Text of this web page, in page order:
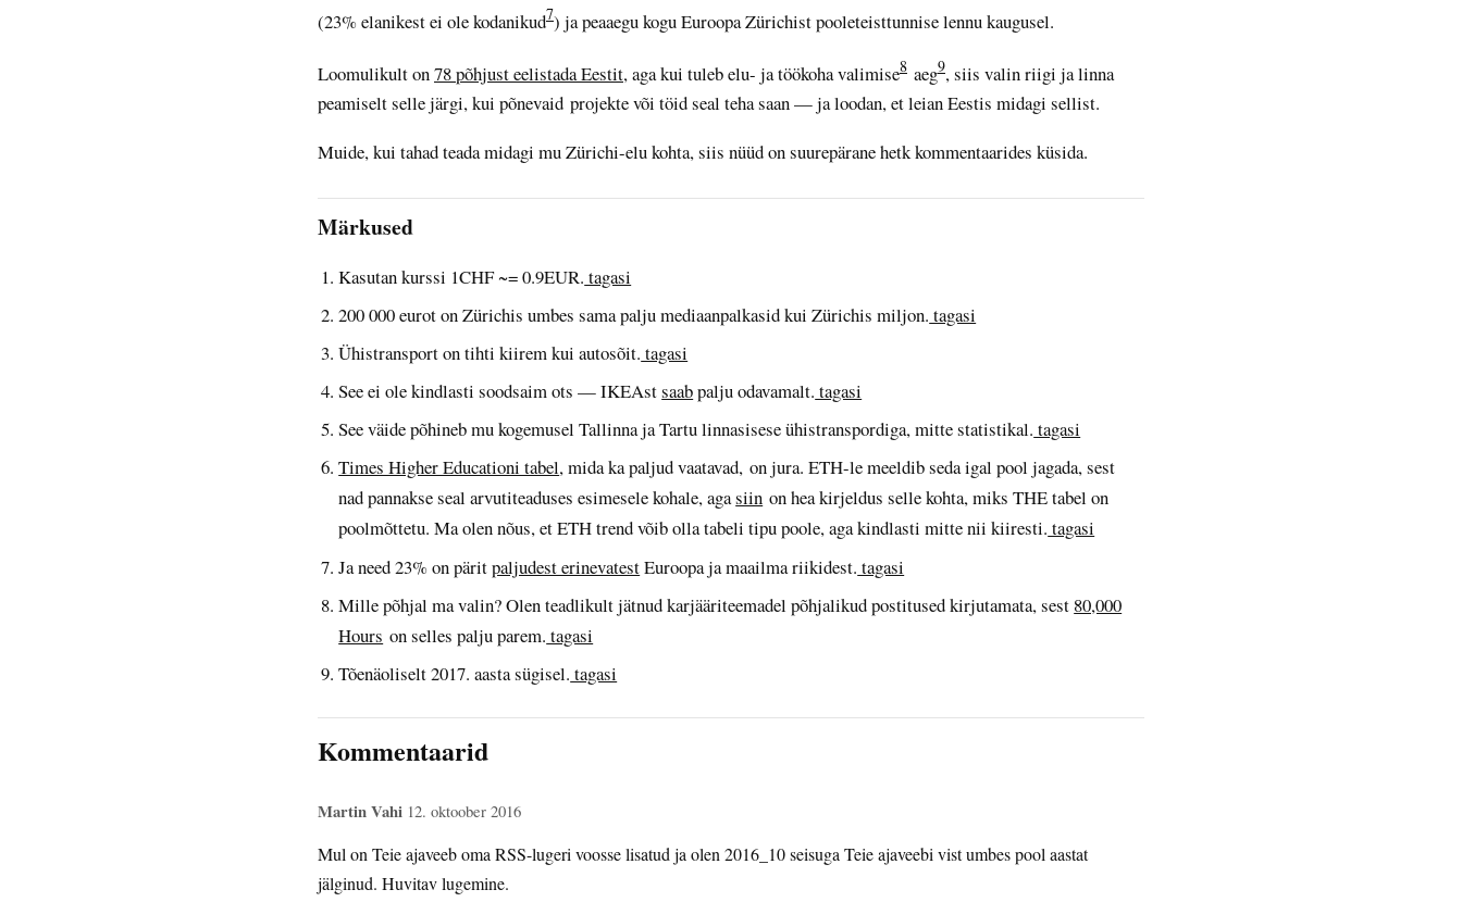
(23% elanikest ei ole kodanikud7) ja peaaegu kogu Euroopa Zürichist pooleteisttunnise lennu kaugusel.
Loomulikult on78 põhjust eelistada Eestit, aga kui tuleb elu- ja töökoha valimise8 aeg9, siis valin riigi ja linna
peamiselt selle järgi, kui põnevaid projekte või töid seal teha saan — ja loodan, et leian Eestis midagi sellist.
Muide, kui tahad teada midagi mu Zürichi-elu kohta, siis nüüd on suurepärane hetk kommentaarides küsida.
Märkused
Kasutan kurssi 1CHF ~= 0.9EUR. tagasi
200 000 eurot on Zürichis umbes sama palju mediaanpalkasid kui Zürichis miljon. tagasi
Ühistransport on tihti kiirem kui autosõit. tagasi
See ei ole kindlasti soodsaim ots — IKEAstsaabpalju odavamalt. tagasi
See väide põhineb mu kogemusel Tallinna ja Tartu linnasisese ühistranspordiga, mitte statistikal. tagasi
Times Higher Educationi tabel, mida ka paljud vaatavad, on jura. ETH-le meeldib seda igal pool jagada, sest
nad pannakse seal arvutiteaduses esimesele kohale, agasiin on hea kirjeldus selle kohta, miks THE tabel on
poolmõttetu. Ma olen nõus, et ETH trend võib olla tabeli tipu poole, aga kindlasti mitte nii kiiresti. tagasi
Ja need 23% on päritpaljudest erinevatestEuroopa ja maailma riikidest. tagasi
Mille põhjal ma valin? Olen teadlikult jätnud karjääriteemadel põhjalikud postitused kirjutamata, sest 80,000
Hours on selles palju parem. tagasi
Tõenäoliselt 2017. aasta sügisel. tagasi
Kommentaarid
Martin Vahi 12. oktoober 2016
Mul on Teie ajaveeb oma RSS-lugeri voosse lisatud ja olen 2016_10 seisuga Teie ajaveebi vist umbes pool aastat
jälginud. Huvitav lugemine.